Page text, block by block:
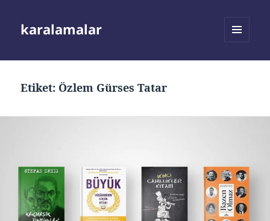
karalamalar
Etiket: Özlem Gürses Tatar